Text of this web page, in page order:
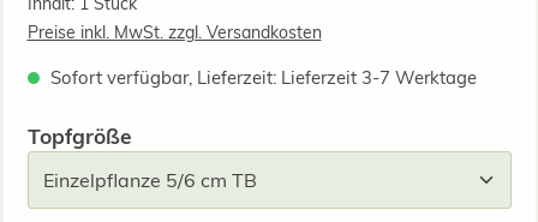
Preise inkl. MwSt. zzgl. Versandkosten
Sofort verfügbar, Lieferzeit: Lieferzeit 3-7 Werktage
Topfgrößeauswählen